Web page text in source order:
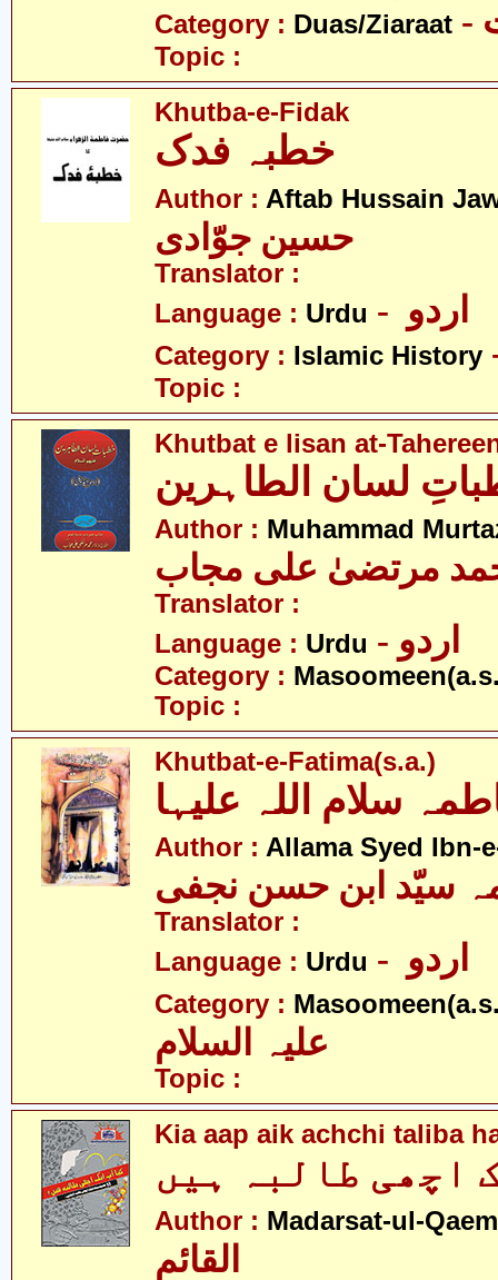
Category : Duas/Ziaraat
Topic :
Khutba-e-Fidak
خطبہ فدک
Author : Aftab Hussain
Translator :
Language : Urdu
Category : Islamic History
Topic :
Khutbat e lisan at-
لسان الطاہرین
Author : Muhammad
مرتضیٰ علی مجاب
Translator :
Language : Urdu - اردو
Category :
Topic :
Khutbat-e-Fatima(s.a.)
سلام اللہ علیہا
Author : Allama Syed Ibn-
سیّد ابن حسن نجفی
Translator :
Language : Urdu
Category :
Topic :
Kia aap aik achchi taliba
اچھی طالبہ ہیں
Author : Madarsat-ul-
القائم